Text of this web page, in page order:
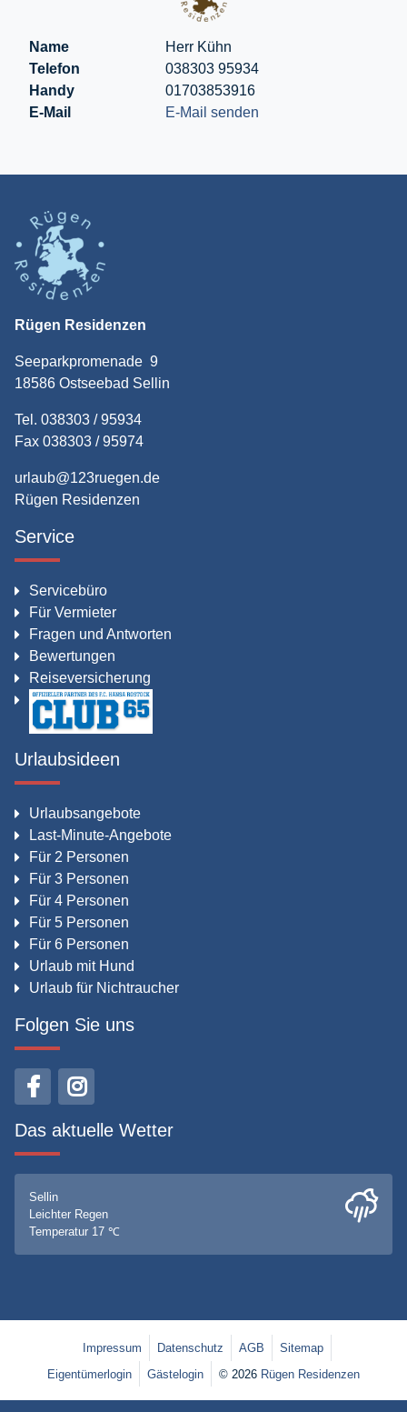
Name
Herr Kühn
Telefon
038303 95934
Handy
01703853916
E-Mail
E-Mail senden
Rügen Residenzen
Seeparkpromenade 9
18586 Ostseebad Sellin
Tel. 038303 / 95934
Fax 038303 / 95974
urlaub@123ruegen.de
Rügen Residenzen
Service
Servicebüro
Für Vermieter
Fragen und Antworten
Bewertungen
Reiseversicherung
Urlaubsideen
Urlaubsangebote
Last-Minute-Angebote
Für 2 Personen
Für 3 Personen
Für 4 Personen
Für 5 Personen
Für 6 Personen
Urlaub mit Hund
Urlaub für Nichtraucher
Folgen Sie uns
Das aktuelle Wetter
Sellin
Leichter Regen
Temperatur 17 ℃
Impressum Datenschutz AGB
Sitemap
Eigentümerlogin
Gästelogin © 2026 Rügen Residenzen